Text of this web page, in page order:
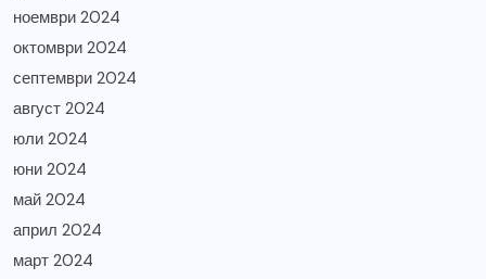
ноември 2024
октомври 2024
септември 2024
август 2024
юли 2024
юни 2024
май 2024
април 2024
март 2024